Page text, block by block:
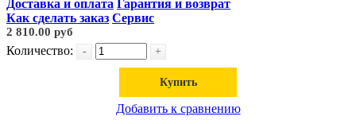
Доставка и оплата
Гарантия и возврат
Как сделать заказ Сервис
2 810.00 руб
Количество: - +
Купить
Добавить к сравнению